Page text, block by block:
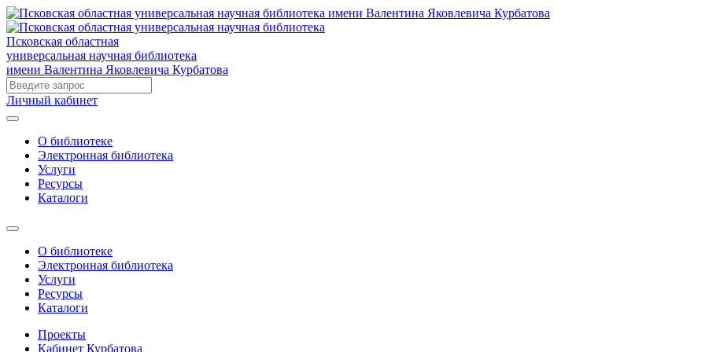
Псковская областная
универсальная научная библиотека
имени Валентина Яковлевича Курбатова
Личный кабинет
О библиотеке
Электронная библиотека
Услуги
Ресурсы
Каталоги
О библиотеке
Электронная библиотека
Услуги
Ресурсы
Каталоги
Проекты
Кабинет Курбатова